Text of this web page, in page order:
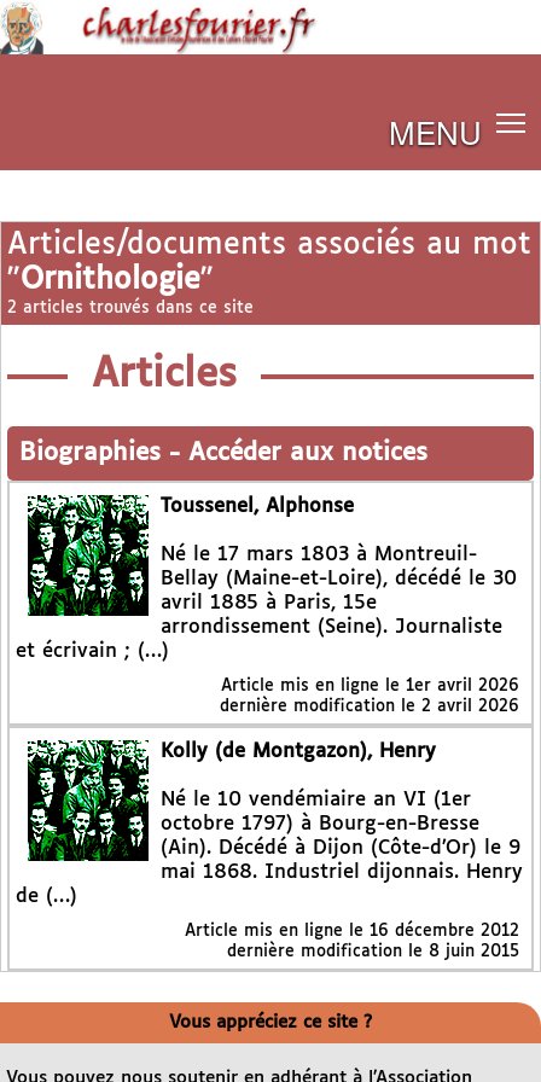
MENU
Articles/documents associés au mot
"Ornithologie"
2 articles trouvés dans ce site
Articles
Biographies - Accéder aux notices
Toussenel, Alphonse
Né le 17 mars 1803 à Montreuil-
Bellay (Maine-et-Loire), décédé le 30
avril 1885 à Paris, 15e
arrondissement (Seine). Journaliste
et écrivain ; (…)
Article mis en ligne le 1er avril 2026
dernière modification le 2 avril 2026
Kolly (de Montgazon), Henry
Né le 10 vendémiaire an VI (1er
octobre 1797) à Bourg-en-Bresse
(Ain). Décédé à Dijon (Côte-d’Or) le 9
mai 1868. Industriel dijonnais. Henry
de (…)
Article mis en ligne le 16 décembre 2012
dernière modification le 8 juin 2015
Vous appréciez ce site ?
Vous pouvez nous soutenir en adhérant à l’Association